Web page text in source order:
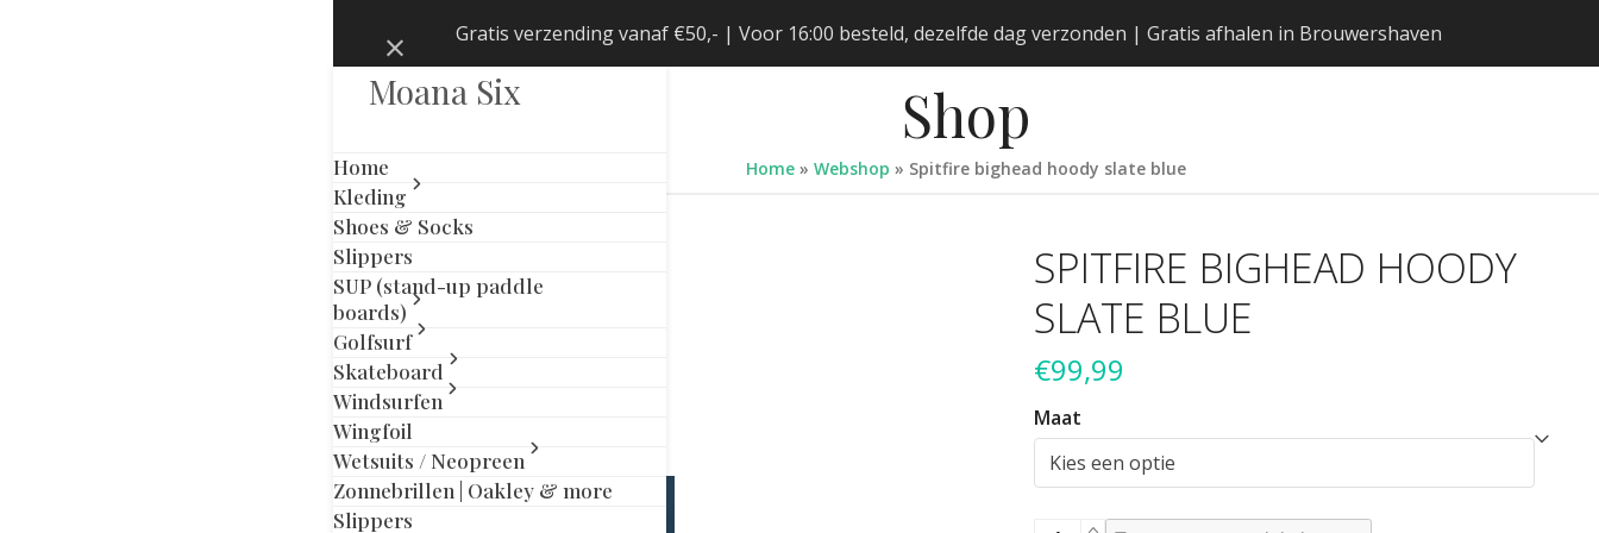
Gratis verzending vanaf €50,- | Voor 16:00 besteld, dezelfde dag verzonden | Gratis afhalen in Brouwershaven
Negeren
Moana Six
Home
Kleding
Shoes & Socks
Slippers
SUP (stand-up paddle
boards)
Golfsurf
Skateboard
Windsurfen
Wingfoil
Wetsuits / Neopreen
Zonnebrillen | Oakley & more
Slippers
Shop
Home » Webshop » Spitfire bighead hoody slate blue
previous
next
SPITFIRE BIGHEAD HOODY
SLATE BLUE
€99,99
Maat